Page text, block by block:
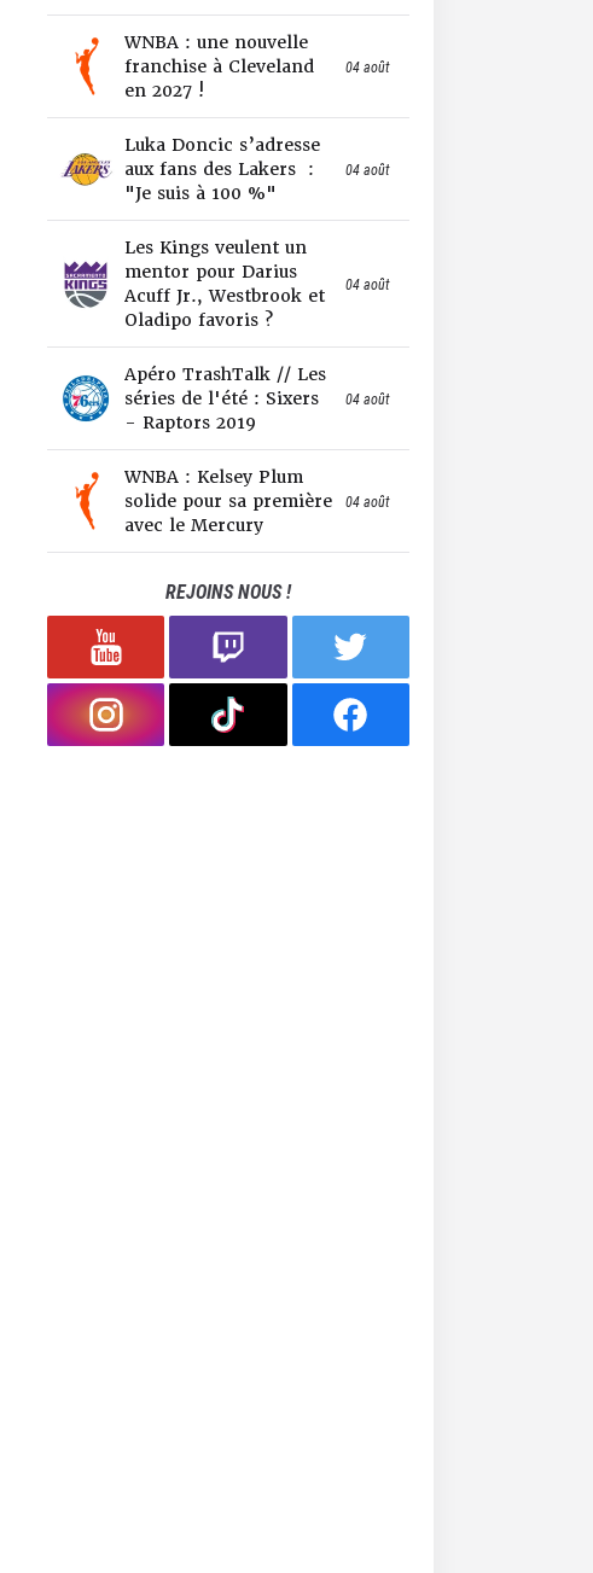
WNBA : une nouvelle
franchise à Cleveland
en 2027 !
04 août
Luka Doncic s’adresse
aux fans des Lakers :
"Je suis à 100 %"
04 août
Les Kings veulent un
mentor pour Darius
Acuff Jr., Westbrook et
Oladipo favoris ?
04 août
Apéro TrashTalk // Les
séries de l'été : Sixers
- Raptors 2019
04 août
WNBA : Kelsey Plum
solide pour sa première
avec le Mercury
04 août
REJOINS NOUS !